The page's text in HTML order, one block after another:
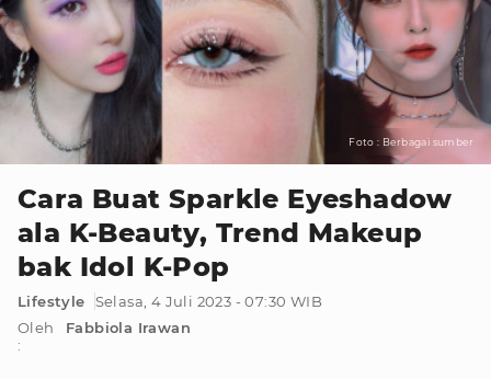
Foto : Berbagai sumber
Cara Buat Sparkle Eyeshadow
ala K-Beauty, Trend Makeup
bak Idol K-Pop
Lifestyle
Selasa, 4 Juli 2023 - 07:30 WIB
Oleh
:
Fabbiola Irawan